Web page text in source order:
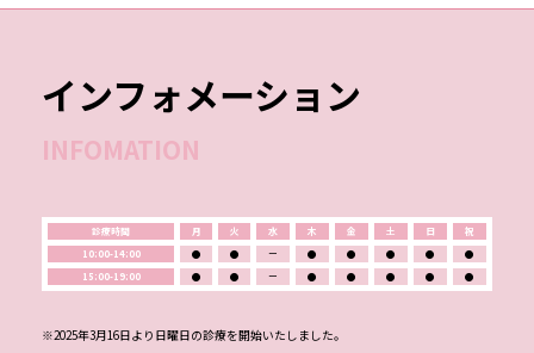
インフォメーション
INFOMATION
診療時間 月 火 水 木 金 土 日
祝
10:00-14:00
● ● ー ● ● ● ●
●
15:00-19:00
● ● ー ● ● ● ● ●
※2025年3月16日より日曜日の診療を開始いたしました。